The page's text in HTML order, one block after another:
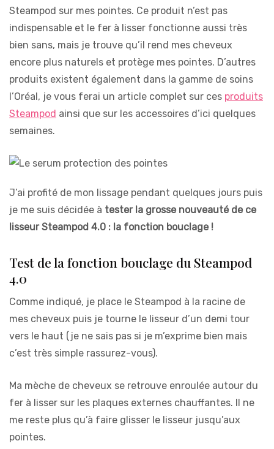
Steampod sur mes pointes. Ce produit n’est pas
indispensable et le fer à lisser fonctionne aussi très
bien sans, mais je trouve qu’il rend mes cheveux
encore plus naturels et protège mes pointes. D’autres
produits existent également dans la gamme de soins
l’Oréal, je vous ferai un article complet sur ces produits
Steampod ainsi que sur les accessoires d’ici quelques
semaines.
J’ai profité de mon lissage pendant quelques jours puis
je me suis décidée à tester la grosse nouveauté de ce
lisseur Steampod 4.0 : la fonction bouclage !
Test de la fonction bouclage du Steampod
4.0
Comme indiqué, je place le Steampod à la racine de
mes cheveux puis je tourne le lisseur d’un demi tour
vers le haut (je ne sais pas si je m’exprime bien mais
c’est très simple rassurez-vous).
Ma mèche de cheveux se retrouve enroulée autour du
fer à lisser sur les plaques externes chauffantes. Il ne
me reste plus qu’à faire glisser le lisseur jusqu’aux
pointes.